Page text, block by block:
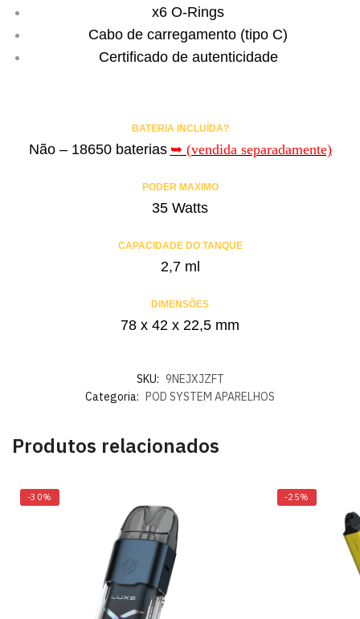
x6 O-Rings
Cabo de carregamento (tipo C)
Certificado de autenticidade
BATERIA INCLUÍDA?
Não – 18650 baterias ➥ (vendida separadamente)
PODER MAXIMO
35 Watts
CAPACIDADE DO TANQUE
2,7 ml
DIMENSÕES
78 x 42 x 22,5 mm
SKU: 9NEJXJZFT
Categoria: POD SYSTEM APARELHOS
Produtos relacionados
-30% -25%